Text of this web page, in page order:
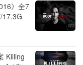
》全7
17.3G
Killing